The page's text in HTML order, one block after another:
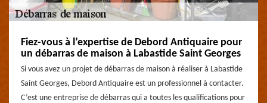
Fiez-vous à l’expertise de Debord Antiquaire pour
un débarras de maison à Labastide Saint Georges
Si vous avez un projet de débarras de maison à réaliser à Labastide
Saint Georges, Debord Antiquaire est un professionnel à contacter.
C’est une entreprise de débarras qui a toutes les qualifications pour